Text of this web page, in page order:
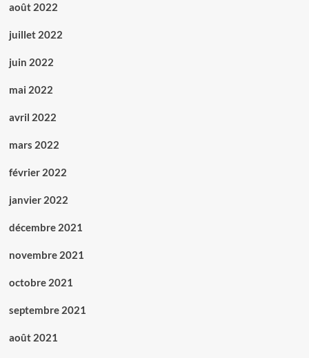
août 2022
juillet 2022
juin 2022
mai 2022
avril 2022
mars 2022
février 2022
janvier 2022
décembre 2021
novembre 2021
octobre 2021
septembre 2021
août 2021